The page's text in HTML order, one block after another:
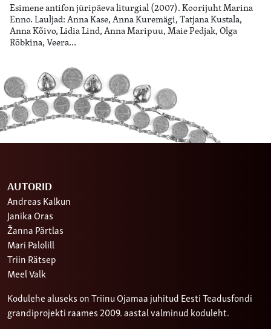
Esimene antifon jüripäeva liturgial (2007). Koorijuht Marina
Enno. Lauljad: Anna Kase, Anna Kuremägi, Tatjana Kustala,
Anna Kõivo, Lidia Lind, Anna Maripuu, Maie Pedjak, Olga
Rõbkina, Veera…
AUTORID
Andreas Kalkun
Janika Oras
Žanna Pärtlas
Mari Palolill
Triin Rätsep
Meel Valk
Kodulehe aluseks on Triinu Ojamaa juhitud Eesti Teadusfondi
grandiprojekti raames 2009. aastal valminud koduleht.